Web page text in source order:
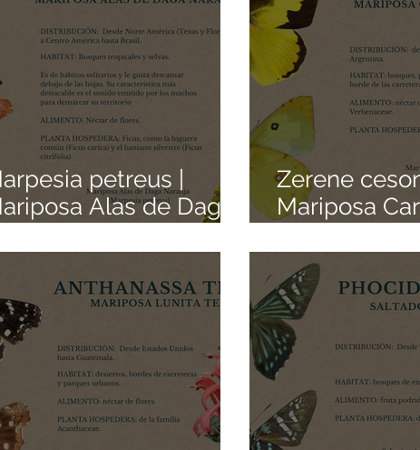
petreus |
Alas de Daga
Mexicanas |
de Origen
Zerene
Mariposa
Mariposas
Pedacitos